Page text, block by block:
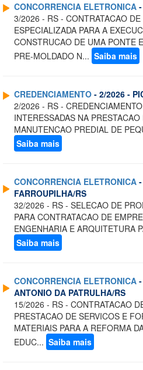
CONCORRENCIA ELETRONICA
3/2026 - RS - CONTRATACAO DE
ESPECIALIZADA PARA A
CONSTRUCAO DE UMA PONTE
PRE-MOLDADO N... Saiba mais
CREDENCIAMENTO - 2/2026 -
2/2026 - RS -
INTERESSADAS NA
MANUTENCAO PREDIAL DE
Saiba mais
CONCORRENCIA ELETRONICA
FARROUPILHA/RS
32/2026 - RS - SELECAO DE
PARA CONTRATACAO DE
ENGENHARIA E ARQUITETURA
Saiba mais
CONCORRENCIA ELETRONICA
ANTONIO DA PATRULHA/RS
15/2026 - RS - CONTRATACAO
PRESTACAO DE SERVICOS E
MATERIAIS PARA A REFORMA
EDUC... Saiba mais